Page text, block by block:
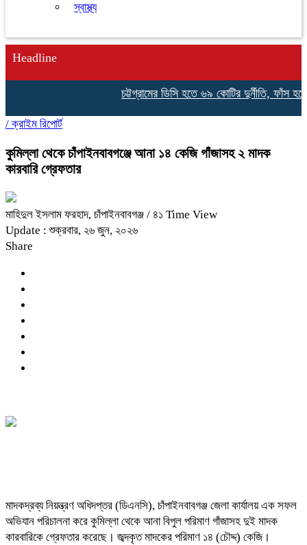
স্বাস্থ্য
Headline
চট্টগ্রামের ডিসি হতে ৬৯ কোটির দুর্নীতি, ফাঁস
/ক্রাইম রিপোর্ট
​কুমিল্লা থেকে চাঁপাইনবাবগঞ্জে আনা ১৪ কেজি গাঁজাসহ ২ মাদক
কারবারি গ্রেফতার
মাহিদুল ইসলাম ফরহাদ, চাঁপাইনবাবগঞ্জ / ৪১ Time View
Update : শুক্রবার, ২৬ জুন, ২০২৬
Share
​মাদকদ্রব্য নিয়ন্ত্রণ অধিদপ্তর (ডিএনসি), চাঁপাইনবাবগঞ্জ জেলা কার্যালয় এক সফল
অভিযান পরিচালনা করে কুমিল্লা থেকে আনা বিপুল পরিমাণ গাঁজাসহ দুই মাদক
কারবারিকে গ্রেফতার করেছে। জব্দকৃত মাদকের পরিমাণ ১৪ (চৌদ্দ) কেজি।